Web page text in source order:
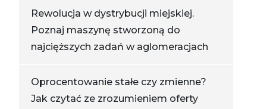
Rewolucja w dystrybucji miejskiej.
Poznaj maszynę stworzoną do
najcięższych zadań w aglomeracjach
Oprocentowanie stałe czy zmienne?
Jak czytać ze zrozumieniem oferty